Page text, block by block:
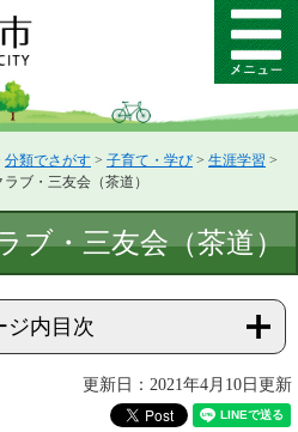
メ
ニ
ー
分類でさがす > 子育て・学び > 生涯学習 >
ブ・三友会（茶道）
ブ・三友会（茶道）
ジ内目次
更新日：2021年4月10日更新